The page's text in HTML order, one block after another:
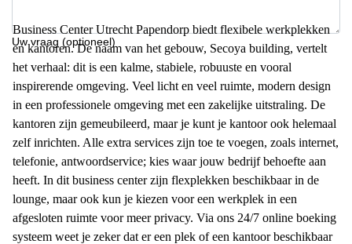
Uw vraag (optioneel)
Business Center Utrecht Papendorp biedt flexibele werkplekken
en kantoren. De naam van het gebouw, Secoya building, vertelt
het verhaal: dit is een kalme, stabiele, robuuste en vooral
inspirerende omgeving. Veel licht en veel ruimte, modern design
in een professionele omgeving met een zakelijke uitstraling. De
kantoren zijn gemeubileerd, maar je kunt je kantoor ook helemaal
zelf inrichten. Alle extra services zijn toe te voegen, zoals internet,
telefonie, antwoordservice; kies waar jouw bedrijf behoefte aan
heeft. In dit business center zijn flexplekken beschikbaar in de
lounge, maar ook kun je kiezen voor een werkplek in een
afgesloten ruimte voor meer privacy. Via ons 24/7 online boeking
systeem weet je zeker dat er een plek of een kantoor beschikbaar